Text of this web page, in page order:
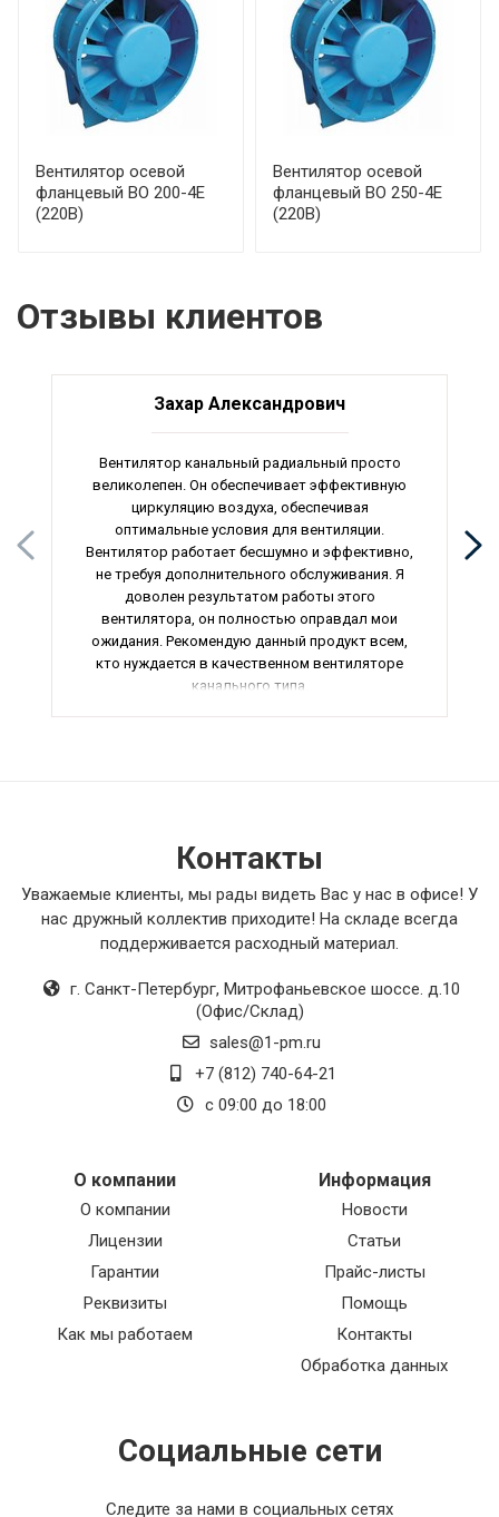
Вентилятор осевой
фланцевый ВО 200-4Е
(220В)
Вентилятор осевой
фланцевый ВО 250-4Е
(220В)
Отзывы клиентов
Захар Александрович
Вентилятор канальный радиальный просто
великолепен. Он обеспечивает эффективную
циркуляцию воздуха, обеспечивая
оптимальные условия для вентиляции.
Вентилятор работает бесшумно и эффективно,
не требуя дополнительного обслуживания. Я
доволен результатом работы этого
вентилятора, он полностью оправдал мои
ожидания. Рекомендую данный продукт всем,
кто нуждается в качественном вентиляторе
канального типа.
Контакты
Уважаемые клиенты, мы рады видеть Вас у нас в офисе! У
нас дружный коллектив приходите! На складе всегда
поддерживается расходный материал.
г. Санкт-Петербург, Митрофаньевское шоссе. д.10
(Офис/Склад)
sales@1-pm.ru
+7 (812) 740-64-21
с 09:00 до 18:00
О компании
О компании
Лицензии
Гарантии
Реквизиты
Как мы работаем
Информация
Новости
Статьи
Прайс-листы
Помощь
Контакты
Обработка данных
Социальные сети
Следите за нами в социальных сетях